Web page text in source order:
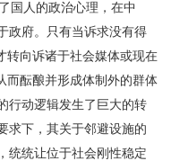
国人的政治心理，在中
政府。只有当诉求没有得
转向诉诸于社会媒体或现在
而酝酿并形成体制外的群体
行动逻辑发生了巨大的转
求下，其关于邻避设施的
统统让位于社会刚性稳定